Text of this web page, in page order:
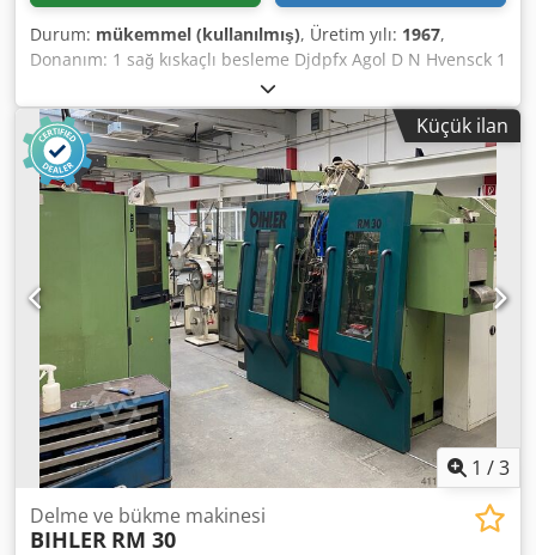
Durum: mükemmel (kullanılmış), Üretim yılı: 1967,
Donanım: 1 sağ kıskaçlı besleme Djdpfx Agol D N Hvensck 1
eksantrik pres 90 kN 2 dar kızak agregası 3 standart kızak
agregası Çalışma alanı: Tel kalınlığı aralığı: 0,5 - 3,5 mm
Bant genişliği: maks. 32 mm Besleme uzunluğu: maks. 170
mm Kapasite: maks. 250/dak
Küçük ilan
1 /3
Delme ve bükme makinesi
BIHLER RM 30